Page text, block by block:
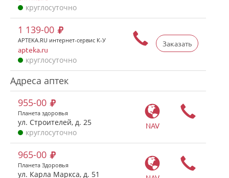
круглосуточно
Заказать
1 139-00
APTEKA.RU интернет-сервис К-У
apteka.ru
круглосуточно
Адреса аптек
NAV
955-00
Планета здоровья
ул. Строителей, д. 25
круглосуточно
965-00
Планета Здоровья
ул. Карла Маркса, д. 51